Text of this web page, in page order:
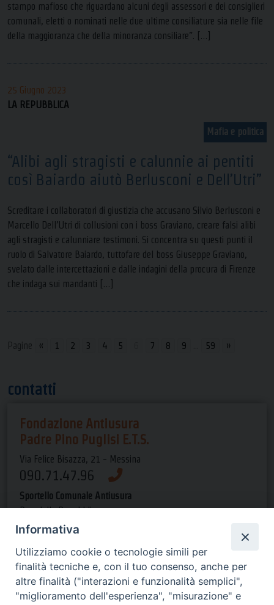
contatti
Fondazione Antiusura
Padre Pino Puglisi E.T.S.
Via Felice Bisazza, 21 - Messina
090.71.47.96
Sportello Comunale Antiusura
P.za della Repubblica
(presso Pal. Satellite) - ME
Orari di apertura
dal lun al gio dalle 9 alle 13 e
stampo mafioso che riguardano alcuni degli assessori e dei consiglieri
comunali, eletti o nominati nelle due ultime consiliature sia nelle file
della maggioranza che della minoranza consiliare”. […]
25 Giugno 2023
LA REPUBBLICA
Mafia e politica
“Alibi agli stragisti e calunnie ai pentiti
così Baiardo aiutò Berlusconi e Dell’Utri”
Screditare i collaboratori di giustizia che accusano Silvio Berlusconi e
Marcello Dell’Utri di collusioni con i boss Graviano, creare falsi alibi
agli stragisti e calunniare testimoni. Si concentra su questi punti il
ruolo di Salvatore Baiardo, tuttofare del boss Giuseppe Graviano,
svelato dalle intercettazioni e dalle indagini della procura di Firenze
che indaga sui mandanti […]
Pagine « 1 2 3 4 5 7 8 9 59 »
Informativa
Utilizziamo cookie o tecnologie simili per
finalità tecniche e, con il tuo consenso, anche per
altre finalità ("interazioni e funzionalità semplici",
"miglioramento dell'esperienza", "misurazione" e